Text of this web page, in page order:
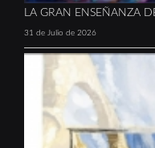
LA GRAN ENSEÑANZA
31 de Julio de 2026